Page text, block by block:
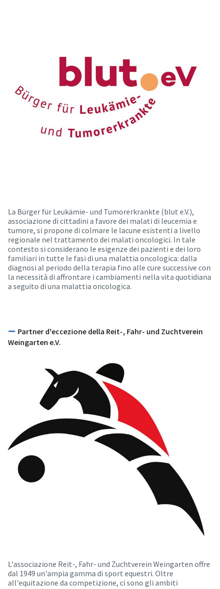
La Bürger für Leukämie- und Tumorerkrankte (blut e.V.),
associazione di cittadini a favore dei malati di leucemia e
tumore, si propone di colmare le lacune esistenti a livello
regionale nel trattamento dei malati oncologici. In tale
contesto si considerano le esigenze dei pazienti e dei loro
familiari in tutte le fasi di una malattia oncologica: dalla
diagnosi al periodo della terapia fino alle cure successive con
la necessità di affrontare i cambiamenti nella vita quotidiana
a seguito di una malattia oncologica.
Partner d'eccezione della Reit-, Fahr- und Zuchtverein
Weingarten e.V.
L'associazione Reit-, Fahr- und Zuchtverein Weingarten offre
dal 1949 un'ampia gamma di sport equestri. Oltre
all'equitazione da competizione, ci sono gli ambiti